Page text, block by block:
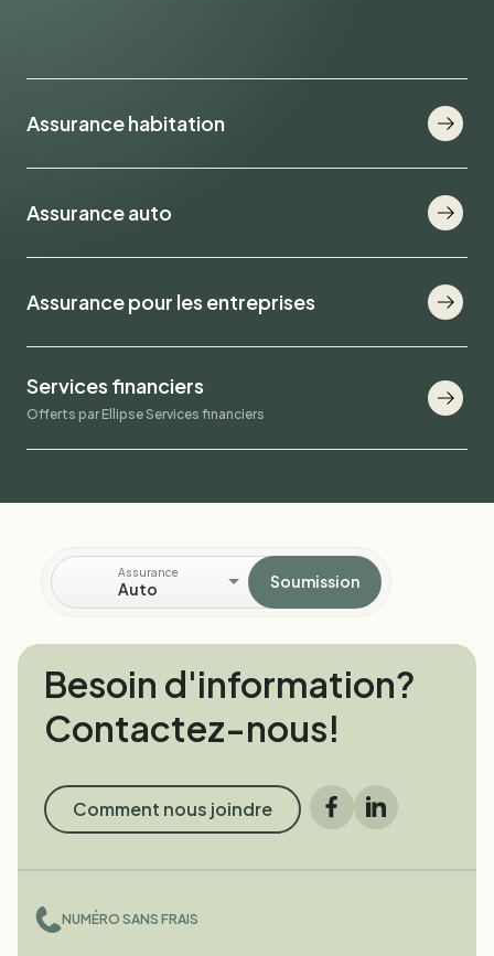
Assurance habitation
Assurance auto
Assurance pour les entreprises
Services financiers
Offerts par Ellipse Services financiers
Assurance
Auto Soumission
Besoin d'information?
Contactez-nous!
Comment nous joindre
Facebook
LinkedIn
NUMÉRO SANS FRAIS